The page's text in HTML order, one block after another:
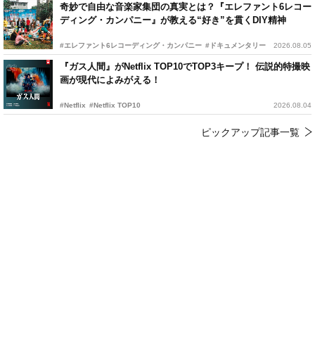
奇妙で自由な音楽家集団の真実とは？『エレファント6レコー
ディング・カンパニー』が教える“好き”を貫くDIY精神
#エレファント6レコーディング・カンパニー #ドキュメンタリー 2026.08.05
『ガス人間』がNetflix TOP10でTOP3キープ！ 伝説的特撮映
画が現代によみがえる！
#Netflix #Netflix TOP10 2026.08.04
ピックアップ記事一覧